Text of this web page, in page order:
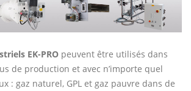
EK-PRO peuvent être utilisés dans
de production et avec n’importe quel
: gaz naturel, GPL et gaz pauvre dans de